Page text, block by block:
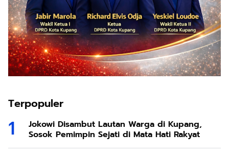
Terpopuler
Jokowi Disambut Lautan Warga di Kupang,
Sosok Pemimpin Sejati di Mata Hati Rakyat